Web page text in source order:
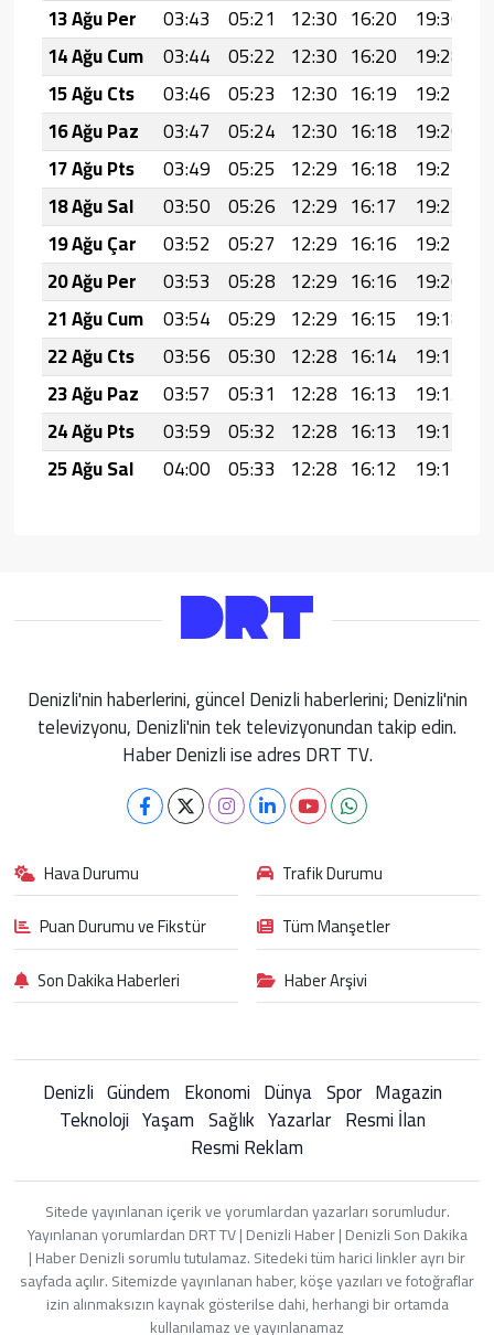
13 Ağu Per
03:43 05:21 12:30 16:20 19:30
14 Ağu Cum 03:44 05:22 12:30 16:20 19:28
15 Ağu Cts
03:46 05:23 12:30 16:19 19:27
16 Ağu Paz
03:47 05:24 12:30 16:18 19:26
17 Ağu Pts
03:49 05:25 12:29 16:18 19:24
18 Ağu Sal
03:50 05:26 12:29 16:17 19:23
19 Ağu Çar
03:52 05:27 12:29 16:16 19:21
20 Ağu Per
03:53 05:28 12:29 16:16 19:20
21 Ağu Cum 03:54 05:29 12:29 16:15 19:18
22 Ağu Cts
03:56 05:30 12:28 16:14 19:17
23 Ağu Paz
03:57 05:31 12:28 16:13 19:15
24 Ağu Pts
03:59 05:32 12:28 16:13 19:14
25 Ağu Sal
04:00 05:33 12:28 16:12 19:12
Denizli'nin haberlerini, güncel Denizli haberlerini; Denizli'nin
televizyonu, Denizli'nin tek televizyonundan takip edin.
Haber Denizli ise adres DRT TV.
Hava Durumu
Trafik Durumu
Puan Durumu ve Fikstür
Tüm Manşetler
Son Dakika Haberleri
Haber Arşivi
Denizli Gündem Ekonomi Dünya Spor Magazin
Teknoloji Yaşam Sağlık Yazarlar Resmi İlan
Resmi Reklam
Sitede yayınlanan içerik ve yorumlardan yazarları sorumludur.
Yayınlanan yorumlardan DRT TV | Denizli Haber | Denizli Son Dakika
| Haber Denizli sorumlu tutulamaz. Sitedeki tüm harici linkler ayrı bir
sayfada açılır. Sitemizde yayınlanan haber, köşe yazıları ve fotoğraflar
izin alınmaksızın kaynak gösterilse dahi, herhangi bir ortamda
kullanılamaz ve yayınlanamaz